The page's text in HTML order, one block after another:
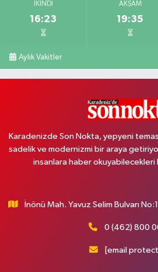
İKINDI
16:23
AKŞAM
19:35
Aylık Vakitler
Karadenizde Son Nokta, yepyeni
sadelik ve modernizmi bir araya
insanlara haber okuyabilecekleri
İnönü Mah. Yavuz Selim Bulvarı
0 (462) 800
[email